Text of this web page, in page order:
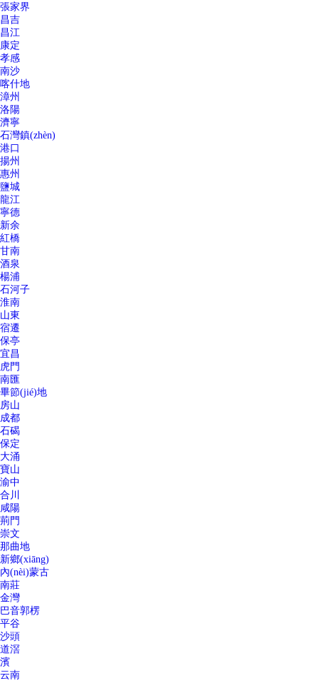
張家界
昌吉
昌江
康定
孝感
南沙
喀什地
漳州
洛陽
濟寧
石灣鎮(zhèn)
港口
揚州
惠州
鹽城
龍江
寧德
新余
紅橋
甘南
酒泉
楊浦
石河子
淮南
山東
宿遷
保亭
宜昌
虎門
南匯
畢節(jié)地
房山
成都
石碣
保定
大涌
寶山
渝中
合川
咸陽
荊門
崇文
那曲地
新鄉(xiāng)
內(nèi)蒙古
南莊
金灣
巴音郭楞
平谷
沙頭
道滘
濱
云南